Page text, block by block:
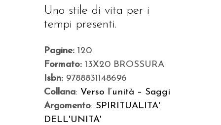
Uno stile di vita per i
tempi presenti.
Pagine: 120
Formato: 13X20 BROSSURA
Isbn: 9788831148696
Collana: Verso l’unità – Saggi
Argomento: SPIRITUALITA'
DELL'UNITA'